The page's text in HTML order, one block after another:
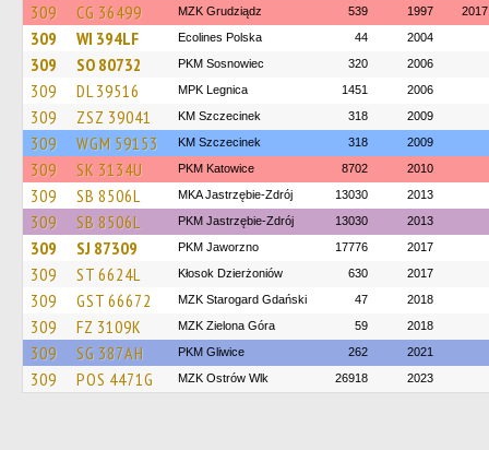
309 CG 36499 MZK Grudziądz 539 1997 2017
309 WI 394LF Ecolines Polska 44 2004
309 SO 80732 PKM Sosnowiec 320 2006
309 DL 39516 MPK Legnica 1451 2006
309 ZSZ 39041 KM Szczecinek 318 2009
309 WGM 59153 KM Szczecinek 318 2009
309 SK 3134U PKM Katowice 8702 2010
309 SB 8506L MKA Jastrzębie-Zdrój 13030 2013
309 SB 8506L PKM Jastrzębie-Zdrój 13030 2013
309 SJ 87309 PKM Jaworzno 17776 2017
309 ST 6624L Kłosok Dzierżoniów 630 2017
309 GST 66672 MZK Starogard Gdański 47 2018
309 FZ 3109K MZK Zielona Góra 59 2018
309 SG 387AH PKM Gliwice 262 2021
309 POS 4471G MZK Ostrów Wlk 26918 2023